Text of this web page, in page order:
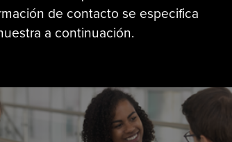
de contacto se especifica
a continuación.